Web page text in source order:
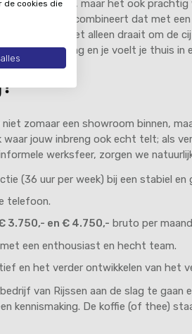
zelf deals sluit, maar het ook
maar combineert dat met
ons bedrijf niet alleen draait om de
in de opvolging en je voelt je thuis
zomaar een showroom binnen,
waar jouw inbreng ook echt telt; als
werksfeer, zorgen we
(36 uur per week) bij een stabiel en
telefoon.
3.750,- en € 4.750,- bruto per
met een enthousiast en hecht team.
en het verder ontwikkelen van het
van Rijssen aan de slag te gaan
kennismaking. De koffie (of thee)
de cookies die